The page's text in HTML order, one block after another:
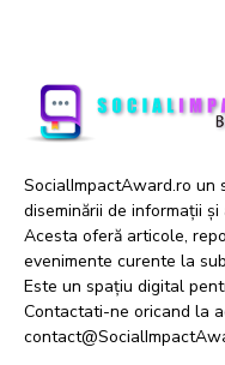
SocialImpactAward.ro un
diseminării de informații
Acesta oferă articole,
evenimente curente la
Este un spațiu digital
Contactati-ne oricand la